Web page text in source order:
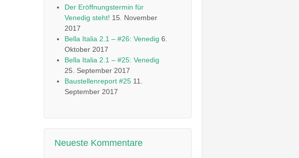
Der Eröffnungstermin für
Venedig steht! 15. November
2017
Bella Italia 2.1 – #26: Venedig 6.
Oktober 2017
Bella Italia 2.1 – #25: Venedig
25. September 2017
Baustellenreport #25 11.
September 2017
Neueste Kommentare